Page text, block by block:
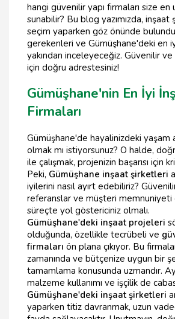
hangi güvenilir yapı firmaları size
sunabilir? Bu blog yazımızda, inşaat
seçim yaparken göz önünde
gerekenleri ve Gümüşhane'deki en
yakından inceleyeceğiz. Güvenilir
için doğru adrestesiniz!
Gümüşhane'nin En İyi
Firmaları
Gümüşhane'de hayalinizdeki yaşam
olmak mı istiyorsunuz? O halde,
ile çalışmak, projenizin başarısı için
Peki, Gümüşhane inşaat şirketleri
iyilerini nasıl ayırt edebiliriz?
referanslar ve müşteri
süreçte yol göstericiniz olmalı.
Gümüşhane'deki inşaat projeleri
olduğunda, özellikle tecrübeli ve
firmaları ön plana çıkıyor. Bu
zamanında ve bütçenize uygun bir
tamamlama konusunda uzmandır.
malzeme kullanımı ve işçilik de
Gümüşhane'deki inşaat şirketleri
yaparken titiz davranmak, uzun